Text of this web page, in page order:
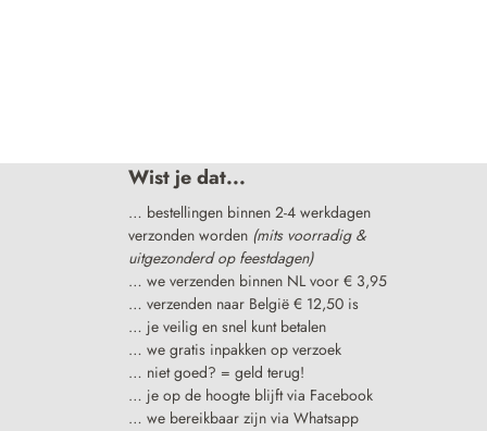
Wist je dat...
… bestellingen binnen 2-4 werkdagen
verzonden worden (mits voorradig &
uitgezonderd op feestdagen)
… we verzenden binnen NL voor € 3,95
… verzenden naar België € 12,50 is
… je veilig en snel kunt betalen
… we gratis inpakken op verzoek
… niet goed? = geld terug!
… je op de hoogte blijft via Facebook
… we bereikbaar zijn via Whatsapp